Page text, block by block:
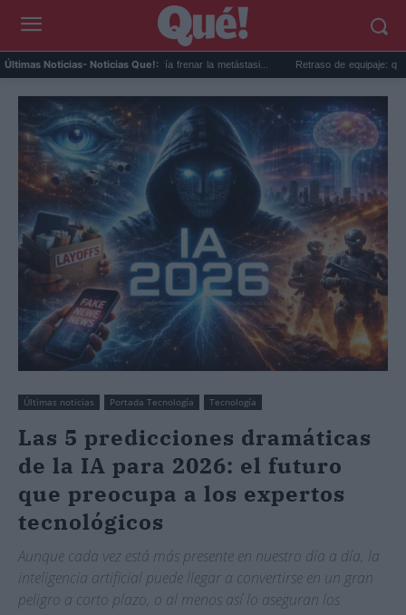
Últimas Noticias- Noticias Que!:
sildenafilo (Viagra) podría frenar la metástasi... Retraso de equipaje: qué gastos
Últimas noticias Portada Tecnología Tecnología
Las 5 predicciones dramáticas
de la IA para 2026: el futuro
que preocupa a los expertos
tecnológicos
Aunque cada vez está más presente en nuestro día a día, la
inteligencia artificial puede llegar a convertirse en un gran
peligro a corto plazo, o al menos así lo aseguran los